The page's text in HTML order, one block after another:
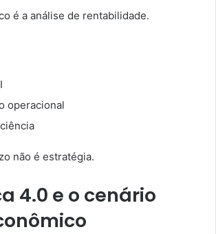
é a análise de rentabilidade.
operacional
não é estratégia.
4.0 e o cenário